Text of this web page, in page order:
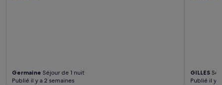
Germaine Séjour de 1 nuit
Publié il y a 2 semaines
GILLES
Publié il y